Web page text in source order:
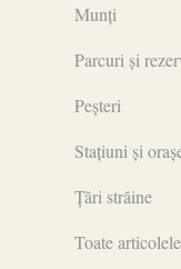
Munți
Parcuri și
Peșteri
Stațiuni și
Țări străine
Toate articolele